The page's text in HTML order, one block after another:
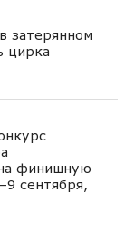
затерянном
цирка
финишную
сентября,